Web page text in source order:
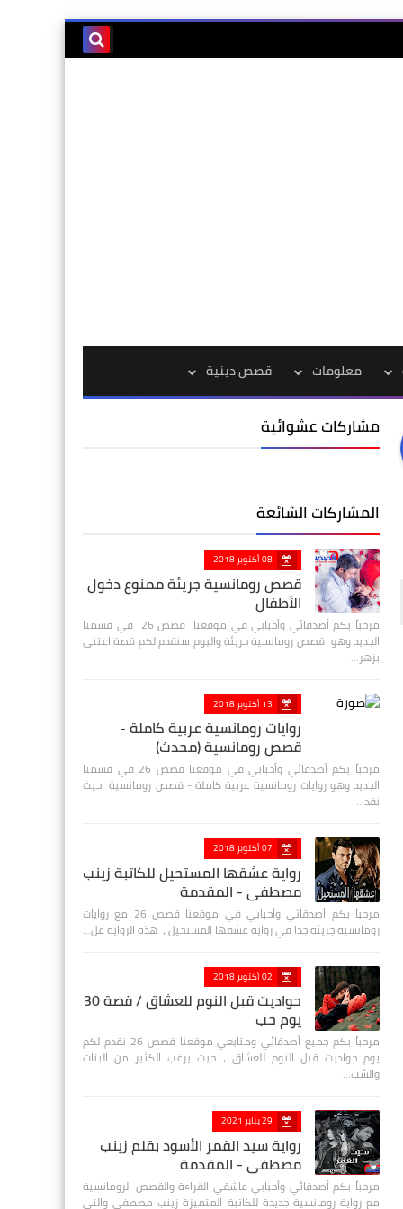
معلومات قصص دينية
مشاركات عشوائية
المشاركات الشائعة
08 أكتوبر 2018
قصص رومانسية جريئة ممنوع دخول
الأطفال
مرحباً بكم أصدقائي وأحبابي في موقعنا قصص 26 في قسمنا
الجديد وهو قصص رومانسية جريئة واليوم سنقدم لكم قصة اعتني
بزهر…
13 أكتوبر 2018
روايات رومانسية عربية كاملة -
قصص رومانسية (محدث)
مرحباً بكم أصدقائي وأحبابي في موقعنا قصص 26 في قسمنا
الجديد وهو روايات رومانسية عربية كاملة - قصص رومانسية حيث
نقد…
07 أكتوبر 2018
رواية عشقها المستحيل للكاتبة زينب
مصطفي - المقدمة
مرحباً بكم أصدقائي وأحبابي في موقعنا قصص 26 مع روايات
رومانسية جريئة جدا في رواية عشقها المستحيل ، هذه الرواية عل…
02 أكتوبر 2018
حواديت قبل النوم للعشاق / قصة 30
يوم حب
مرحباً بكم جميع أصدقائي ومتابعي موقعنا قصص 26 نقدم لكم
يوم حواديت قبل النوم للعشاق ، حيث يرغب الكثير من البنات
والشب…
29 يناير 2021
رواية سيد القمر الأسود بقلم زينب
مصطفي - المقدمة
مرحباً بكم أصدقائي وأحبابي عاشقي القراءة والقصص الرومانسية
مع رواية رومانسية جديدة للكاتبة المتميزة زينب مصطفى والتي